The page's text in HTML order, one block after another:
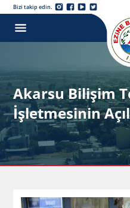
Bizi takip edin.
Akarsu Bilişim
İşletmesinin